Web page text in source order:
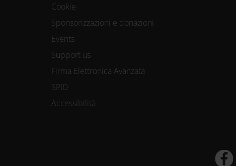
Cookie
Sponsorizzazioni e donazioni
Events
Support us
Firma Elettronica Avanzata
SPID
Accessibilità